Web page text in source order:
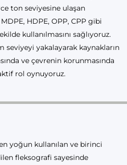
ton seviyesine ulaşan
HDPE, OPP, CPP gibi
kullanılmasını sağlıyoruz.
yakalayarak kaynakların
ve çevrenin korunmasında
rol oynuyoruz.
yoğun kullanılan ve birinci
fleksografi sayesinde